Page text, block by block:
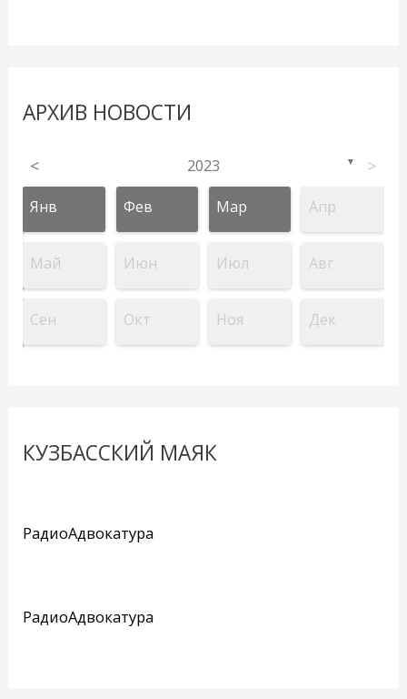
АРХИВ НОВОСТИ
< 2023 ▼ >
Янв Фев Мар Апр
Май Июн Июл Авг
Сен Окт Ноя Дек
КУЗБАССКИЙ МАЯК
РадиоАдвокатура
РадиоАдвокатура